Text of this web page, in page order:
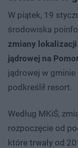
W piątek, 19
środowiska
zmiany
jądrowej na
jądrowej w
podkreślił resort.
Według MKiŚ,
rozpoczęcie od
które trwały od